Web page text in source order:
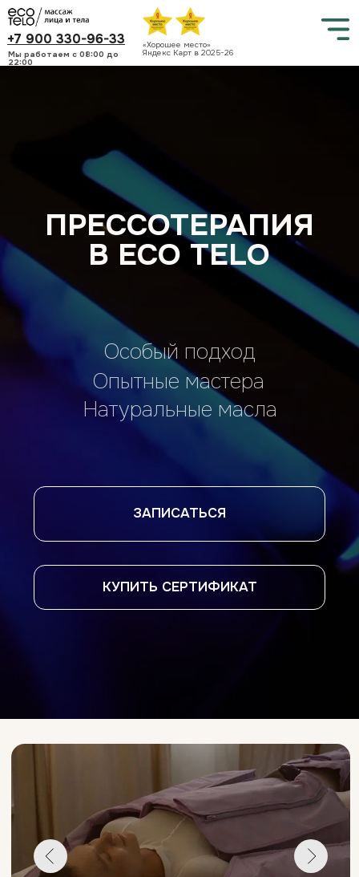
Мы работаем c 08:00 до
22:00
+7 900 330-96-33 «Хорошее место»
Яндекс Карт в 2025-26
ПРЕССОТЕРАПИЯ
В ECO TELO
Особый подход
Натуральные масла
КУПИТЬ СЕРТИФИКАТ
Прессотерапия
основанный на механическом воздействии сжатым
воздухом, направленный на активизацию
лимфатической системы. Процедура ускоряет
движение лимфы по сосудам и способствует
выведению лишней жидкости из межклеточного
пространства. При нарушении лимфодренажа в
тканях накапливаются токсины и продукты распада,
что вызывает отёчность и чувство тяжести.